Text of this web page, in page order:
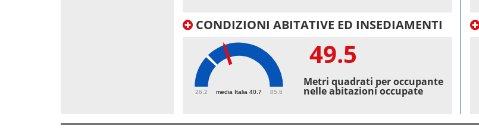
CONDIZIONI ABITATIVE ED INSEDIAMENTI
media Italia 40.7
26.2 85.6
49.5
Metri quadrati per occupante
nelle abitazioni occupate